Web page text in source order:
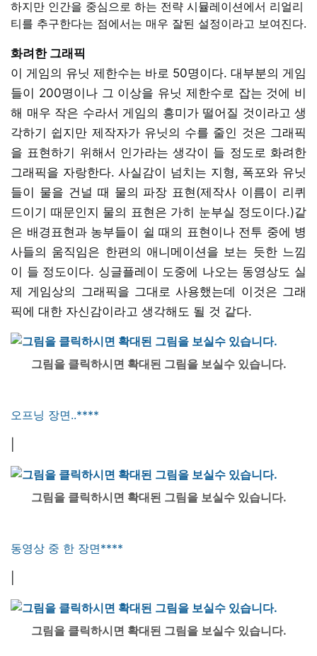
하지만 인간을 중심으로 하는 전략 시뮬레이션에서 리얼리
티를 추구한다는 점에서는 매우 잘된 설정이라고 보여진다.
화려한 그래픽
이 게임의 유닛 제한수는 바로 50명이다. 대부분의 게임
들이 200명이나 그 이상을 유닛 제한수로 잡는 것에 비
해 매우 작은 수라서 게임의 흥미가 떨어질 것이라고 생
각하기 쉽지만 제작자가 유닛의 수를 줄인 것은 그래픽
을 표현하기 위해서 인가라는 생각이 들 정도로 화려한
그래픽을 자랑한다. 사실감이 넘치는 지형, 폭포와 유닛
들이 물을 건널 때 물의 파장 표현(제작사 이름이 리퀴
드이기 때문인지 물의 표현은 가히 눈부실 정도이다.)같
은 배경표현과 농부들이 쉴 때의 표현이나 전투 중에 병
사들의 움직임은 한편의 애니메이션을 보는 듯한 느낌
이 들 정도이다. 싱글플레이 도중에 나오는 동영상도 실
제 게임상의 그래픽을 그대로 사용했는데 이것은 그래
픽에 대한 자신감이라고 생각해도 될 것 같다.
그림을 클릭하시면 확대된 그림을 보실수 있습니다.
오프닝 장면..****
그림을 클릭하시면 확대된 그림을 보실수 있습니다.
동영상 중 한 장면****
그림을 클릭하시면 확대된 그림을 보실수 있습니다.